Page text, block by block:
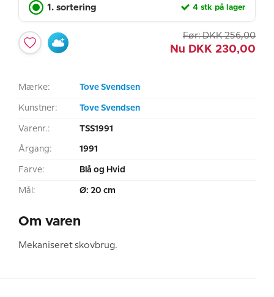
1. sortering 4 stk på lager
Før: DKK 256,00
Nu DKK 230,00
Mærke: Tove Svendsen
Kunstner: Tove Svendsen
Varenr.: TSS1991
Årgang: 1991
Farve: Blå og Hvid
Mål: Ø: 20 cm
Om varen
Mekaniseret skovbrug.